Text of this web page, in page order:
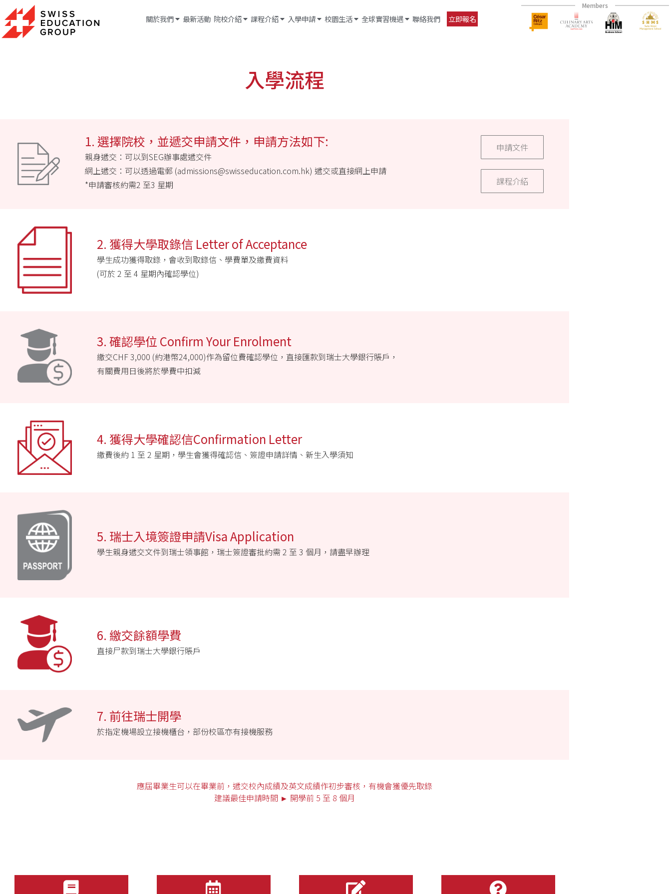
關於我們 最新活動 院校介紹 課程介紹 入學申請 校園生活 全球實習機遇 聯絡我們 立即報名
Members
入學流程
1. 選擇院校，並遞交申請文件，申請方法如下:
親身遞交：可以到SEG辦事處遞交件
網上遞交：可以透過電郵 (admissions@swisseducation.com.hk) 遞交或直接網上申請
*申請審核約需2 至3 星期
申請文件
課程介紹
2. 獲得大學取錄信 Letter of Acceptance
學生成功獲得取錄，會收到取錄信、學費單及繳費資料
(可於 2 至 4 星期內確認學位)
3. 確認學位 Confirm Your Enrolment
繳交CHF 3,000 (約港幣24,000)作為留位費確認學位，直接匯款到瑞士大學銀行賬戶，
有關費用日後將於學費中扣減
4. 獲得大學確認信Confirmation Letter
繳費後約 1 至 2 星期，學生會獲得確認信、簽證申請詳情、新生入學須知
5. 瑞士入境簽證申請Visa Application
學生親身遞交文件到瑞士領事館，瑞士簽證審批約需 2 至 3 個月，請盡早辦理
6. 繳交餘額學費
直接尸款到瑞士大學銀行賬戶
7. 前往瑞士開學
於指定機場設立接機櫃台，部份校區亦有接機服務
應屆畢業生可以在畢業前，遞交校內成績及英文成績作初步審核，有機會獲優先取錄
建議最佳申請時間 ► 開學前 5 至 8 個月